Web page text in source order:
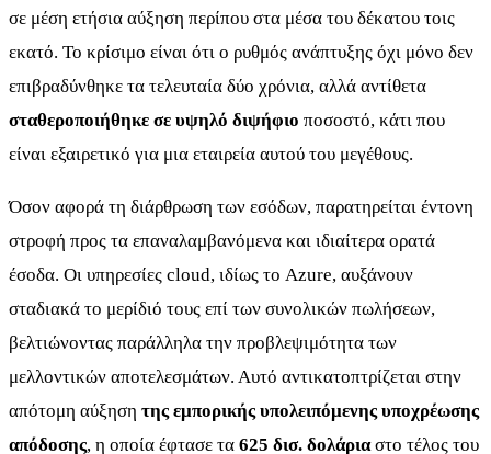
σε μέση ετήσια αύξηση περίπου στα μέσα του δέκατου τοις
εκατό. Το κρίσιμο είναι ότι ο ρυθμός ανάπτυξης όχι μόνο δεν
επιβραδύνθηκε τα τελευταία δύο χρόνια, αλλά αντίθετα
σταθεροποιήθηκε σε υψηλό διψήφιο ποσοστό, κάτι που
είναι εξαιρετικό για μια εταιρεία αυτού του μεγέθους.
Όσον αφορά τη διάρθρωση των εσόδων, παρατηρείται έντονη
στροφή προς τα επαναλαμβανόμενα και ιδιαίτερα ορατά
έσοδα. Οι υπηρεσίες cloud, ιδίως το Azure, αυξάνουν
σταδιακά το μερίδιό τους επί των συνολικών πωλήσεων,
βελτιώνοντας παράλληλα την προβλεψιμότητα των
μελλοντικών αποτελεσμάτων. Αυτό αντικατοπτρίζεται στην
απότομη αύξηση της εμπορικής υπολειπόμενης υποχρέωσης
απόδοσης, η οποία έφτασε τα 625 δισ. δολάριαστο τέλος του